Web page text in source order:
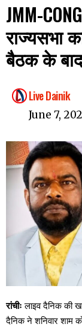
JMM-
राज्यसभा
बैठक के
Live Dainik
June 7,
रांचीः लाइव दैनिक की
दैनिक ने शनिवार शाम